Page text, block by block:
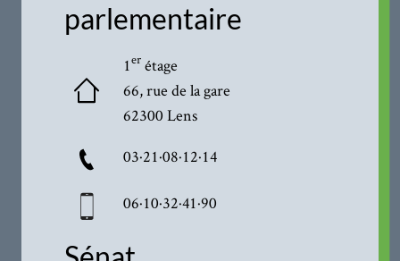
parlementaire
1erétage
66, rue de la gare
62300 Lens
03·21·08·12·14
06·10·32·41·90